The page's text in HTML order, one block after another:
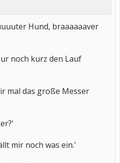
Hund, braaaaaaver
noch kurz den Lauf
mal das große Messer
mir noch was ein.'